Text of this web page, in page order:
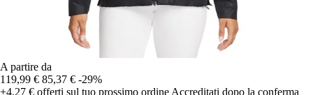
A partire da
119,99 € 85,37 € -29%
+4,27 € offerti sul tuo prossimo ordine Accreditati dopo la conferma